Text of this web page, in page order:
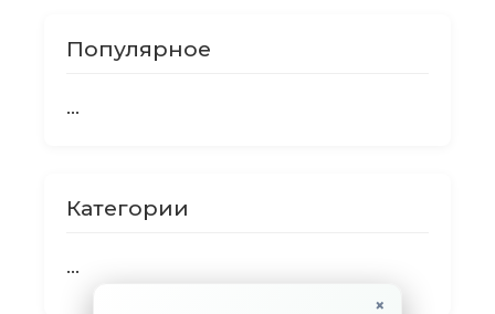
×
Популярное
...
Категории
...